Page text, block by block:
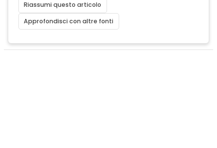
Riassumi questo articolo
Approfondisci con altre fonti